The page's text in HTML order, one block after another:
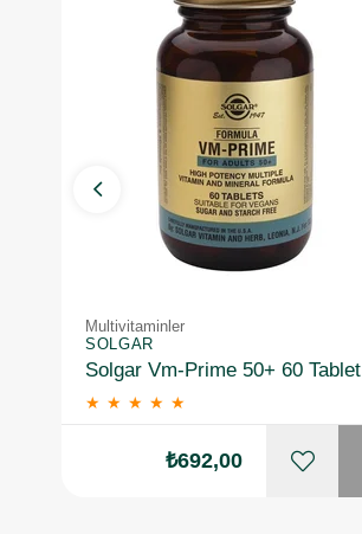
Multivitaminler
SOLGAR
Solgar Vm-Prime 50+ 60 Tablet
★ ★ ★ ★ ★
₺692,00